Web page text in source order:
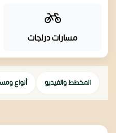
مسارات دراجات
المخطط والفيديو أنواع